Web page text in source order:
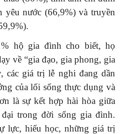
yêu nước (66,9%) và truyền
hộ gia đình cho biết, họ
về “gia đạo, gia phong, gia
các giá trị lễ nghi đang dần
của lối sống thực dụng và
là sự kết hợp hài hòa giữa
trong đời sống gia đình.
lực, hiếu học, những giá trị